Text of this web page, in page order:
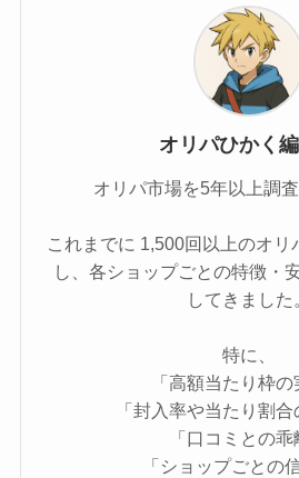
オリパひかく
オリパ市場を5年以上調査
これまでに 1,500回以上のオリ
し、各ショップごとの特徴・
してきました
特に、
「高額当たり枠の
「封入率や当たり割合
「口コミとの乖
「ショップごとの